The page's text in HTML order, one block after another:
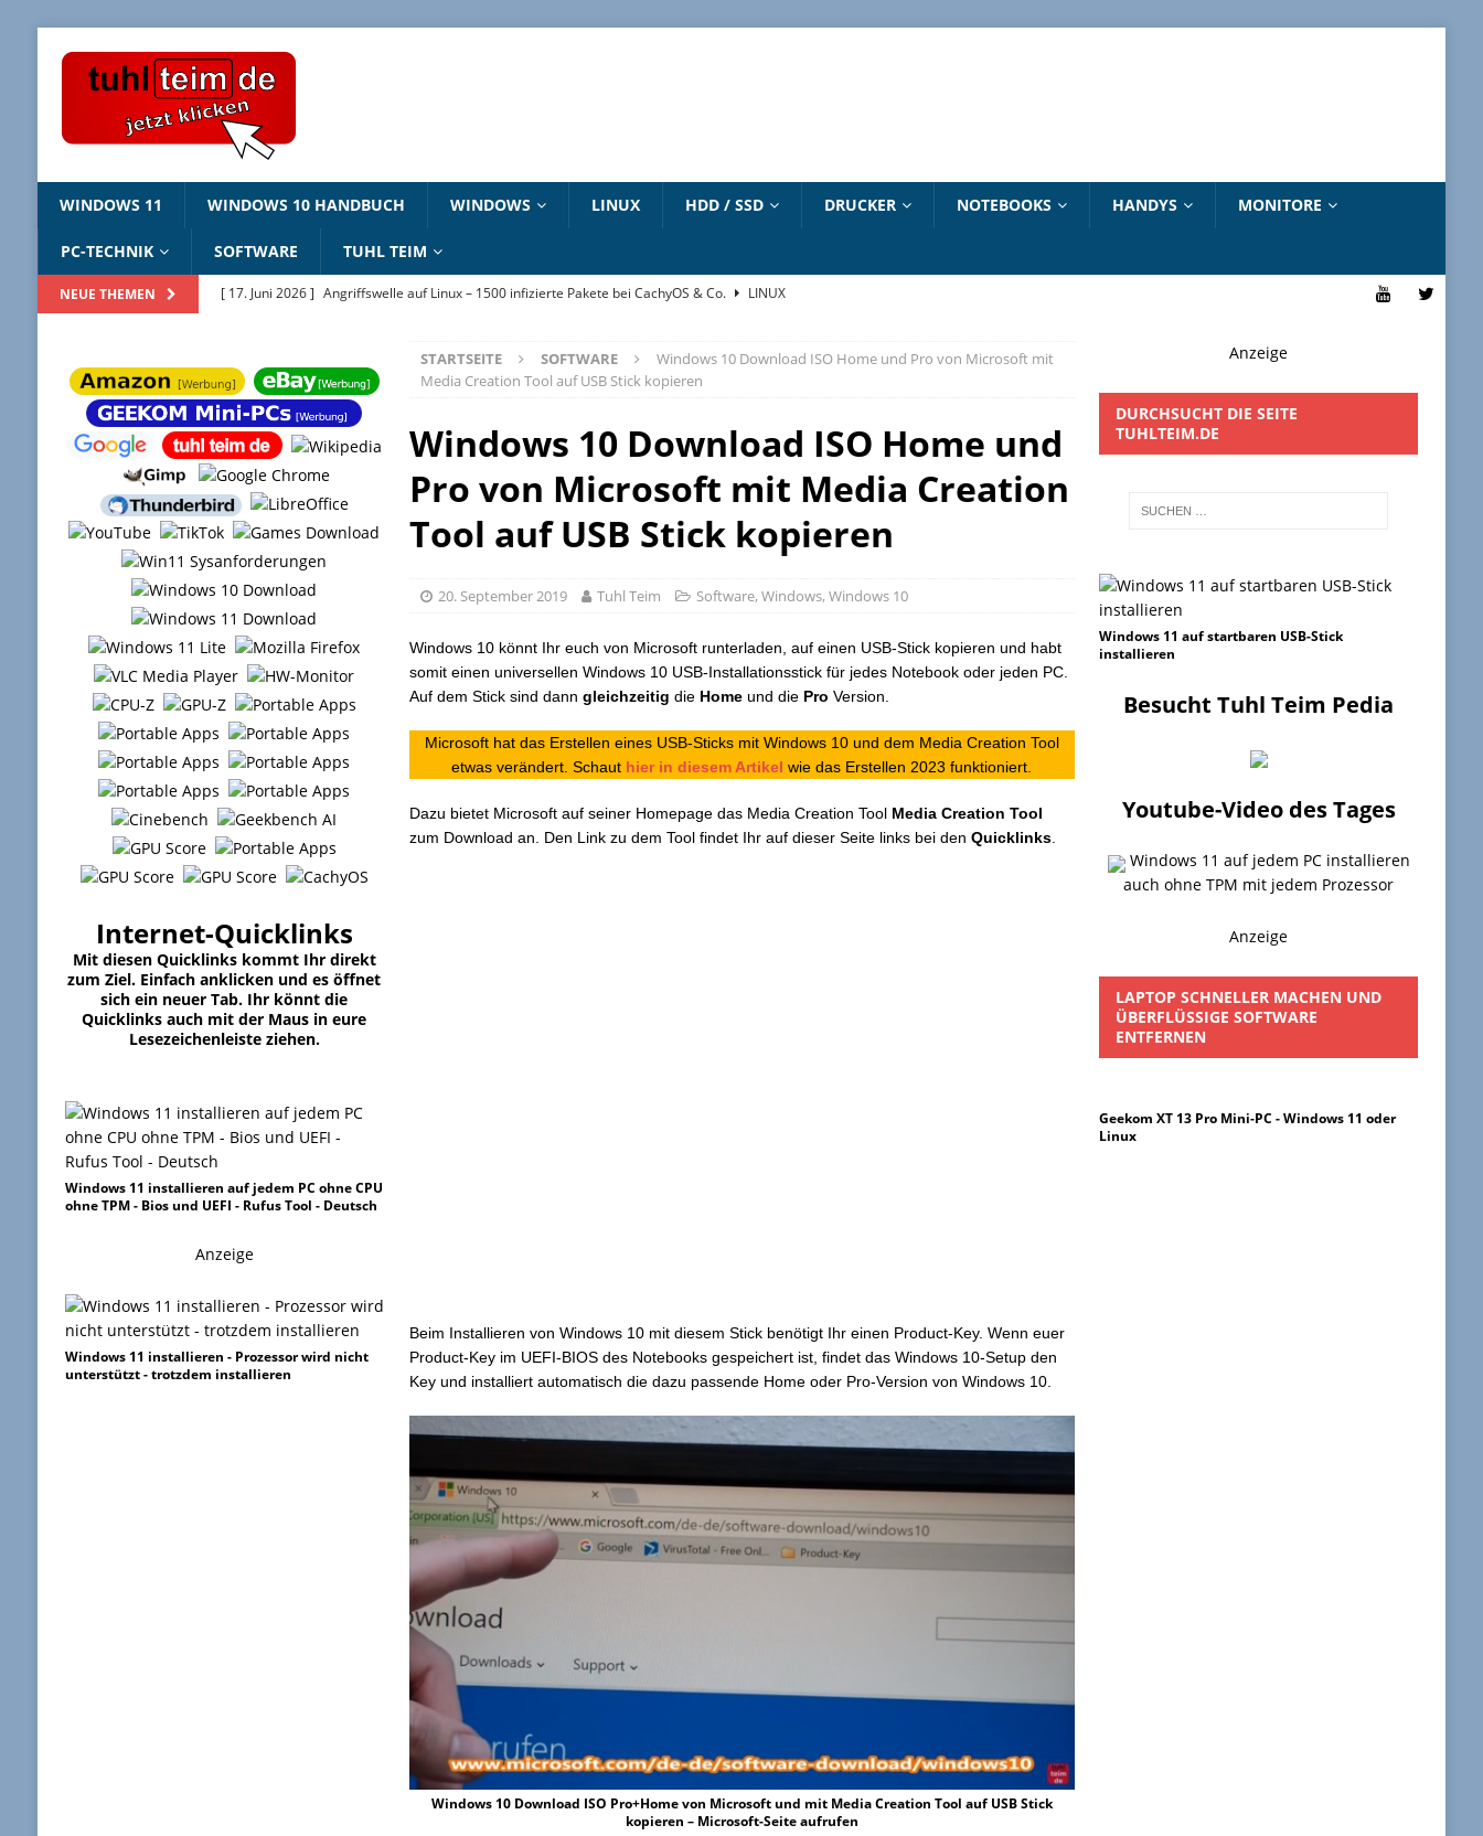
WINDOWS 11 WINDOWS 10 HANDBUCH WINDOWS LINUX HDD / SSD DRUCKER NOTEBOOKS HANDYS MONITORE
PC-TECHNIK SOFTWARE TUHL TEIM
NEUE THEMEN [ 17. Juni 2026 ] Angriffswelle auf Linux – 1500 infizierte Pakete bei CachyOS & Co.
LINUX
[ 11. Mai 2026 ] Linux Sicherheitslücken 2026 – Dirty Frag – Copy Fail – Pack2TheRoot – Fragnesia
LINUX
[ 2. Februar 2026 ] Bildschirmhintergründe zum Download
[ 25. Juni 2026 ] Windows 10 ESU – jetzt registrieren und aktivieren – Updates bis 2027 NEUESTE ARTIKEL
STARTSEITE SOFTWARE
Windows 10 Download ISO Home und Pro von Microsoft mit
Media Creation Tool auf USB Stick kopieren
Windows 10 Download ISO Home und
Pro von Microsoft mit Media Creation
Tool auf USB Stick kopieren
20. September 2019 Tuhl Teim Software,Windows,Windows 10
Windows 10 könnt Ihr euch von Microsoft runterladen, auf einen USB-Stick kopieren und habt
somit einen universellen Windows 10 USB-Installationsstick für jedes Notebook oder jeden PC.
Auf dem Stick sind danngleichzeitig die Home und die Pro Version.
Microsoft hat das Erstellen eines USB-Sticks mit Windows 10 und dem Media Creation Tool
etwas verändert. Schaut hier in diesem Artikel wie das Erstellen 2023 funktioniert.
Dazu bietet Microsoft auf seiner Homepage das Media Creation Tool Media Creation Tool
zum Download an. Den Link zu dem Tool findet Ihr auf dieser Seite links bei denQuicklinks
Beim Installieren von Windows 10 mit diesem Stick benötigt Ihr einen Product-Key. Wenn euer
Product-Key im UEFI-BIOS des Notebooks gespeichert ist, findet das Windows 10-Setup den
Key und installiert automatisch die dazu passende Home oder Pro-Version von Windows 10.
Windows 10 Download ISO Pro+Home von Microsoft und mit Media Creation Tool auf USB Stick
kopieren – Microsoft-Seite aufrufen
Internet-Quicklinks
Mit diesen Quicklinks kommt Ihr direkt
zum Ziel. Einfach anklicken und es öffnet
sich ein neuer Tab. Ihr könnt die
Quicklinks auch mit der Maus in eure
Lesezeichenleiste ziehen.
Windows 11 installieren auf jedem PC ohne CPU
ohne TPM - Bios und UEFI - Rufus Tool - Deutsch
Anzeige
Windows 11 installieren - Prozessor wird nicht
unterstützt - trotzdem installieren
Anzeige
DURCHSUCHT DIE SEITE
TUHLTEIM.DE
Windows 11 auf startbaren USB-Stick
installieren
Besucht Tuhl Teim Pedia
Youtube-Video des Tages
Windows 11 auf jedem PC installieren
auch ohne TPM mit jedem Prozessor
Anzeige
LAPTOP SCHNELLER MACHEN UND
ÜBERFLÜSSIGE SOFTWARE
ENTFERNEN
Geekom XT 13 Pro Mini-PC - Windows 11 oder
Linux